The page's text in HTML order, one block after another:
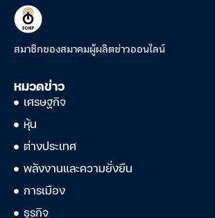
สมาชิกของสมาคมผู้ผลิตข่าวออนไลน์
หมวดข่าว
เศรษฐกิจ
หุ้น
ต่างประเทศ
พลังงานและความยั่งยืน
การเมือง
ธุรกิจ